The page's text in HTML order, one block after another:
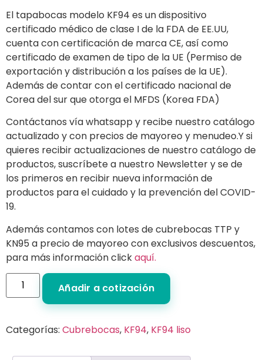
El tapabocas modelo KF94 es un dispositivo
certificado médico de clase I de la FDA de EE.UU,
cuenta con certificación de marca CE, así como
certificado de examen de tipo de la UE (Permiso de
exportación y distribución a los países de la UE).
Además de contar con el certificado nacional de
Corea del sur que otorga el MFDS (Korea FDA)
Contáctanos vía whatsapp y recibe nuestro catálogo
actualizado y con precios de mayoreo y menudeo.Y si
quieres recibir actualizaciones de nuestro catálogo de
productos, suscríbete a nuestro Newsletter y se de
los primeros en recibir nueva información de
productos para el cuidado y la prevención del COVID-
19.
Además contamos con lotes de cubrebocas TTP y
KN95 a precio de mayoreo con exclusivos descuentos,
para más información clickaquí.
Añadir a cotización
Categorías: Cubrebocas, KF94, KF94 liso